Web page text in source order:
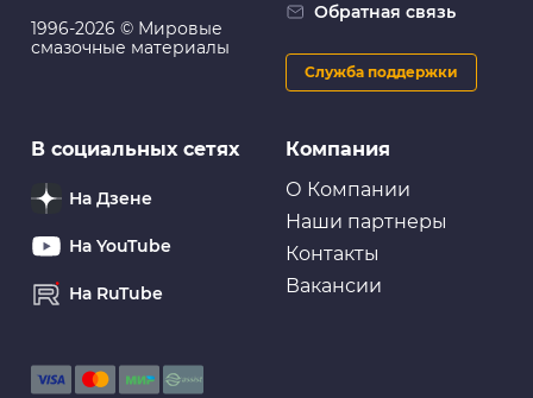
1996-2026 © Мировые
смазочные материалы
Компания
О Компании
Наши партнеры
Контакты
Вакансии
Обратная связь
Служба поддержки
В социальных сетях
На Дзене
На YouTube
На RuTube